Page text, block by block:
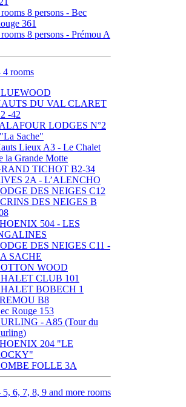
8 persons - Bec
361
8 persons - Prémou A
4 rooms
DU VAL CLARET
-42
LODGES N°2
Sache"
Lieux A3 - Le Chalet
la Grande Motte
TICHOT B2-34
2A - L’ALENCHO
DES NEIGES C12
DES NEIGES B
504 - LES
DES NEIGES C11 -
SACHE
WOOD
CLUB 101
BOBECH 1
B8
Rouge 153
- A85 (Tour du
204 "LE
FOLLE 3A
5, 6, 7, 8, 9 and more rooms